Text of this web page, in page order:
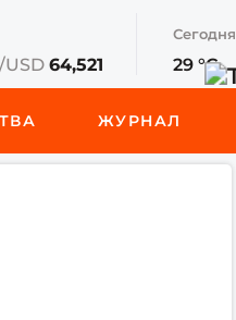
USD 64,521
Сегодня
29 °C
ЖУРНАЛ